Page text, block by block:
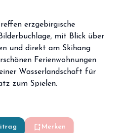
erzgebirgische
mit Blick über
und direkt am Skihang
Ferienwohnungen
Wasserlandschaft für
zum Spielen.
bookmark_add Merken